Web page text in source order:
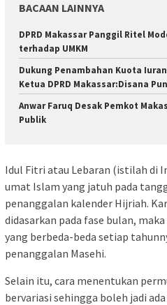
BACAAN LAINNYA
DPRD Makassar Panggil Ritel
terhadap UMKM
Dukung Penambahan Kuota
Ketua DPRD Makassar:Disana
Anwar Faruq Desak Pemkot
Publik
Idul Fitri atau Lebaran (istilah di
umat Islam yang jatuh pada
penanggalan kalender Hijriah.
didasarkan pada fase bulan,
yang berbeda-beda setiap
penanggalan Masehi.
Selain itu, cara menentukan
bervariasi sehingga boleh jadi